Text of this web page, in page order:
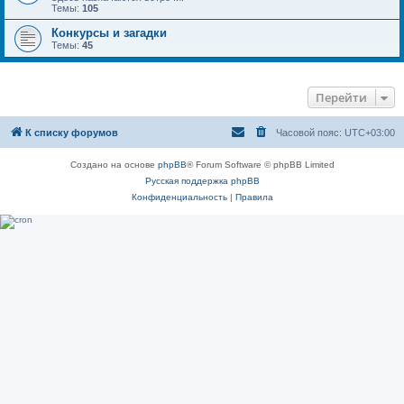
Темы: 105
Конкурсы и загадки
Темы: 45
Перейти
К списку форумов Часовой пояс: UTC+03:00
Создано на основе phpBB® Forum Software © phpBB Limited
Русская поддержка phpBB
Конфиденциальность| Правила